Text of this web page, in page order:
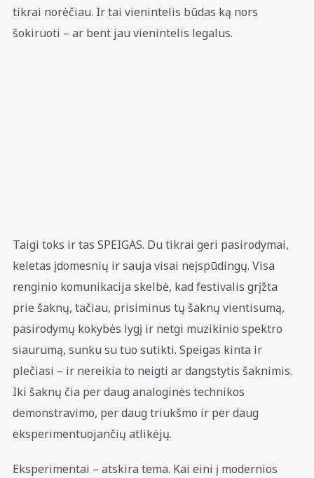
tikrai norėčiau. Ir tai vienintelis būdas ką nors
šokiruoti – ar bent jau vienintelis legalus.
Taigi toks ir tas SPEIGAS. Du tikrai geri pasirodymai,
keletas įdomesnių ir sauja visai neįspūdingų. Visa
renginio komunikacija skelbė, kad festivalis grįžta
prie šaknų, tačiau, prisiminus tų šaknų vientisumą,
pasirodymų kokybės lygį ir netgi muzikinio spektro
siaurumą, sunku su tuo sutikti. Speigas kinta ir
plečiasi – ir nereikia to neigti ar dangstytis šaknimis.
Iki šaknų čia per daug analoginės technikos
demonstravimo, per daug triukšmo ir per daug
eksperimentuojančių atlikėjų.
Eksperimentai – atskira tema. Kai eini į modernios